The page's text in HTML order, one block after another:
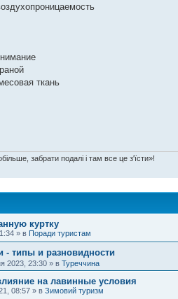
ткань
забрати подалі і там все це з'їсти»!
куртку
» в Поради туристам
- типы и разновидности
2023, 23:30 » в Туреччина
на лавинные условия
08:57 » в Зимовий туризм